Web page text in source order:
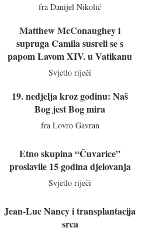
fra Danijel Nikolić
Matthew McConaughey i
supruga Camila susreli se s
papom Lavom XIV. u Vatikanu
Svjetlo riječi
19. nedjelja kroz godinu: Naš
Bog jest Bog mira
fra Lovro Gavran
Etno skupina “Čuvarice”
proslavile 15 godina djelovanja
Svjetlo riječi
Jean-Luc Nancy i transplantacija
srca